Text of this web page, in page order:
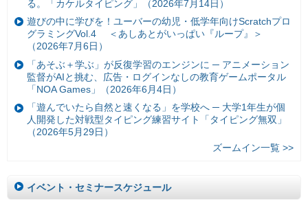
る。「カケルタイピング」（2026年7月14日）
遊びの中に学びを！ユーバーの幼児・低学年向けScratchプロ
グラミングVol.4 ＜あしあとがいっぱい『ループ』＞
（2026年7月6日）
「あそぶ＋学ぶ」が反復学習のエンジンに ─ アニメーション
監督がAIと挑む、広告・ログインなしの教育ゲームポータル
「NOA Games」（2026年6月4日）
「遊んでいたら自然と速くなる」を学校へ ─ 大学1年生が個
人開発した対戦型タイピング練習サイト「タイピング無双」
（2026年5月29日）
ズームイン一覧 >>
イベント・セミナースケジュール